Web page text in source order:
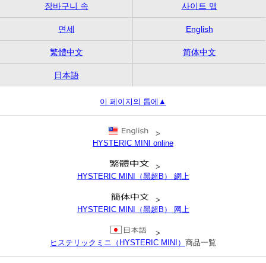
장바구니 속 사이트 맵
면세 English
繁體中文 简体中文
日本語
이 페이지의 톱에▲
>
HYSTERIC MINI online
>
HYSTERIC MINI（黑超B） 網上
>
HYSTERIC MINI（黑超B） 网上
>
ヒステリックミニ（HYSTERIC MINI） 商品一覧